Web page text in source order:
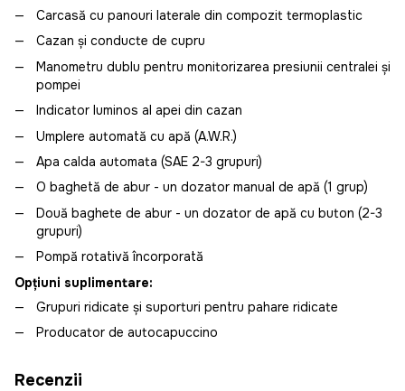
Carcasă cu panouri laterale din compozit termoplastic
Cazan și conducte de cupru
Manometru dublu pentru monitorizarea presiunii centralei și
pompei
Indicator luminos al apei din cazan
Umplere automată cu apă (A.W.R.)
Apa calda automata (SAE 2-3 grupuri)
O baghetă de abur - un dozator manual de apă (1 grup)
Două baghete de abur - un dozator de apă cu buton (2-3
grupuri)
Pompă rotativă încorporată
Opțiuni suplimentare:
Grupuri ridicate și suporturi pentru pahare ridicate
Producator de autocapuccino
Recenzii